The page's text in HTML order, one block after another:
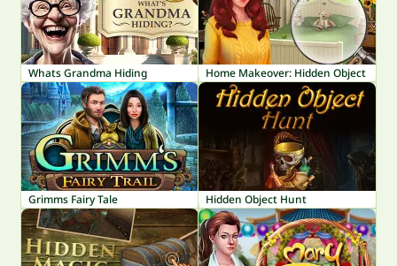
Whats Grandma Hiding Home Makeover: Hidden Object
Grimms Fairy Tale Hidden Object Hunt